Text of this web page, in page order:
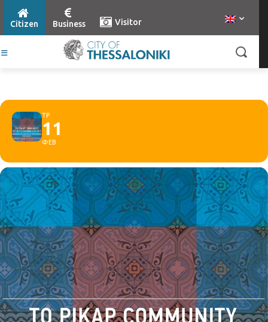
Citizen Business Visitor
ΤΡ
11
ΦΕΒ